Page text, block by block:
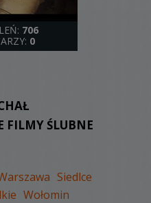
706
0
FILMY ŚLUBNE
Siedlce
Wołomin